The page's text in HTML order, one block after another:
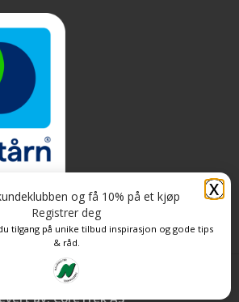
og informasjonskapsler
av: CoreTrek AS
X
og få 10% på et kjøp
Registrer deg
tilgang på unike tilbud inspirasjon og gode tips
& råd.